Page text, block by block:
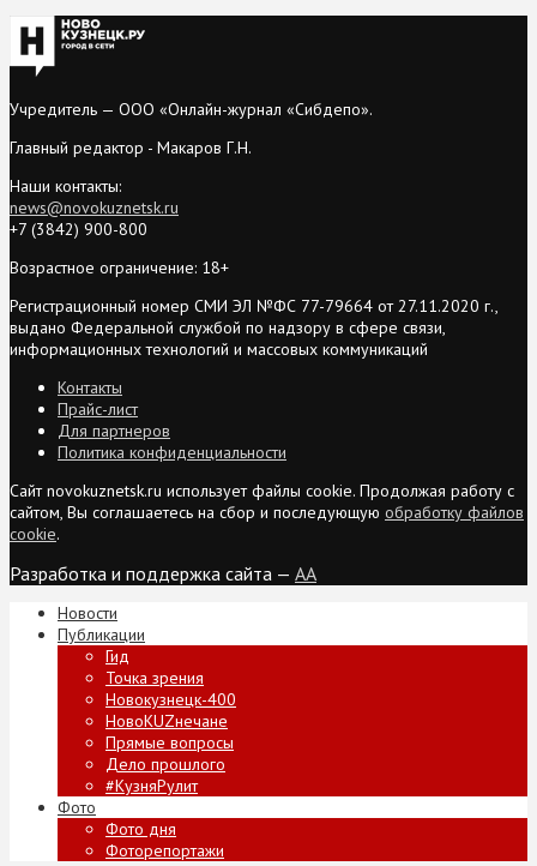
Учредитель — ООО «Онлайн-журнал «Сибдепо».
Главный редактор - Макаров Г.Н.
Наши контакты:
news@novokuznetsk.ru
+7 (3842) 900-800
Возрастное ограничение: 18+
Регистрационный номер СМИ ЭЛ №ФС 77-79664 от 27.11.2020 г.,
выдано Федеральной службой по надзору в сфере связи,
информационных технологий и массовых коммуникаций
Контакты
Прайс-лист
Для партнеров
Политика конфиденциальности
Сайт novokuznetsk.ru использует файлы cookie. Продолжая работу с
сайтом, Вы соглашаетесь на сбор и последующую обработку файлов
cookie.
Разработка и поддержка сайта — AA
Новости
Публикации
Гид
Точка зрения
Новокузнецк-400
НовоKUZнечане
Прямые вопросы
Дело прошлого
#КузняРулит
Фото
Фото дня
Фоторепортажи